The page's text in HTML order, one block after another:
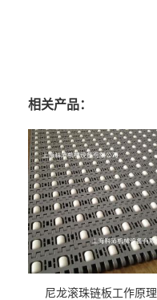
相关产品：
尼龙滚珠链板工作原理